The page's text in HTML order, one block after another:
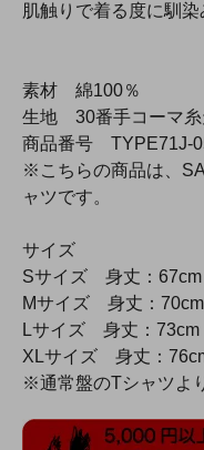
肌触りで着る度に馴染
素材 綿100％
生地 30番手コーマ糸
商品番号 TYPE71J-
※こちらの商品は、
ャツです。
サイズ
Sサイズ 身丈：
Mサイズ 身丈：
Lサイズ 身丈：
XLサイズ 身丈：
※通常盤のTシャツよ